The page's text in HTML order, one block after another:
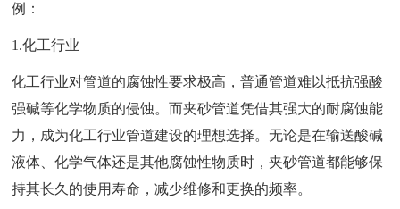
例：
1.化工行业
化工行业对管道的腐蚀性要求极高，普通管道难以抵抗强酸
强碱等化学物质的侵蚀。而夹砂管道凭借其强大的耐腐蚀能
力，成为化工行业管道建设的理想选择。无论是在输送酸碱
液体、化学气体还是其他腐蚀性物质时，夹砂管道都能够保
持其长久的使用寿命，减少维修和更换的频率。